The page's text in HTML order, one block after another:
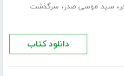
، سید موسی صدر، سرگذشت
دانلود کتاب